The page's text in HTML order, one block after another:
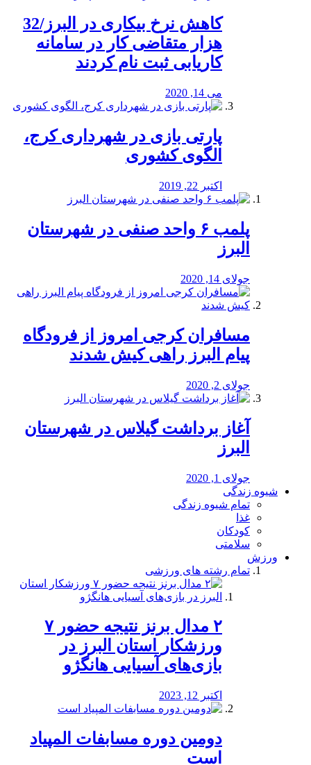
کاهش نرخ بیکاری در البرز/32
هزار متقاضی کار در سامانه
کاریابی ثبت نام کردند
می 14, 2020
پارتی بازی در شهرداری کرج،
الگوی کشوری
اکتبر 22, 2019
پلمب ۶ واحد صنفی در شهرستان
البرز
جولای 14, 2020
مسافران کرجی امروز از فرودگاه
پیام البرز راهی کیش شدند
جولای 2, 2020
آغاز برداشت گیلاس در شهرستان
البرز
جولای 1, 2020
شیوه زندگی
تمام شیوه زندگی
غذا
کودکان
سلامتی
ورزش
تمام رشته های ورزشی
۲ مدال برنز نتیجه حضور ۷
ورزشکار استان البرز در
بازی‌های آسیایی هانگژو
اکتبر 12, 2023
دومین دوره مسابفات المپیاد
است